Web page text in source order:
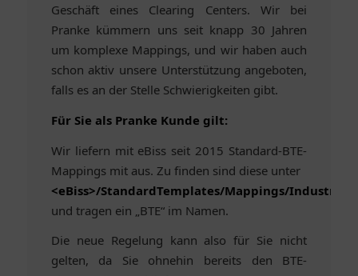
Geschäft eines Clearing Centers. Wir bei
Pranke kümmern uns seit knapp 30 Jahren
um komplexe Mappings, und wir haben auch
schon aktiv unsere Unterstützung angeboten,
falls es an der Stelle Schwierigkeiten gibt.
Für Sie als Pranke Kunde gilt:
Wir liefern mit eBiss seit 2015 Standard-BTE-
Mappings mit aus. Zu finden sind diese unter
<eBiss>/StandardTemplates/Mappings/Industry/
und tragen ein „BTE“ im Namen.
Die neue Regelung kann also für Sie nicht
gelten, da Sie ohnehin bereits den BTE-